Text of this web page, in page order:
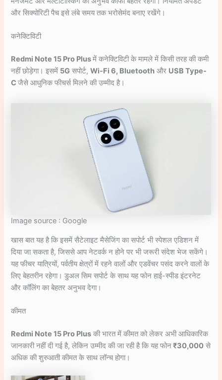
और सिक्योरिटी पैच इसे लंबे समय तक भरोसेमंद बनाए रखेंगे।
कनेक्टिविटी
Redmi Note 15 Pro Plusमें कनेक्टिविटी के मामले में किसी तरह की कमी
नहीं छोड़ेगा। इसमें 5G सपोर्ट,Wi-Fi 6, Bluetooth और USB Type-
Cजैसे आधुनिक फीचर्स मिलने की उम्मीद है।
Image source : Google
खास बात यह है कि इसमें सैटेलाइट मैसेजिंग का सपोर्ट भी स्पेशल एडिशन में
दिया जा सकता है, जिससे आप नेटवर्क न होने पर भी जरूरी संदेश भेज सकेंगे।
यह फीचर यात्रियों, पर्वतीय क्षेत्रों में रहने वालों और एडवेंचर पसंद करने वालों के
लिए बेहतरीन रहेगा। डुअल सिम सपोर्ट के साथ यह फोन हाई-स्पीड इंटरनेट
और कॉलिंग का बेहतर अनुभव देगा।
कीमत
Redmi Note 15 Pro Plus की भारत में कीमत को लेकर अभी आधिकारिक
जानकारी नहीं दी गई है, लेकिन उम्मीद की जा रही है कि यह फोन₹30,000 से
अधिक की शुरुआती कीमत के साथ लॉन्च होगा।